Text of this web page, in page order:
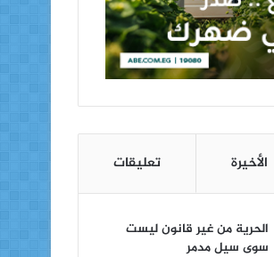
الأخيرة تعليقات
الحرية من غير قانون ليست
سوى سيل مدمر